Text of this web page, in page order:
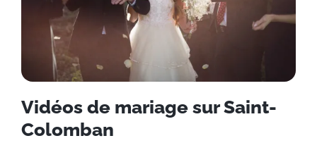
Vidéos de mariage sur Saint-
Colomban